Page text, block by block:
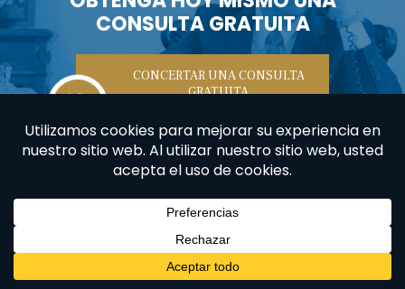
CONSULTA GRATUITA
CONCERTAR UNA CONSULTA
GRATUITA
4468
Póngase En Contacto Con
Nosotros